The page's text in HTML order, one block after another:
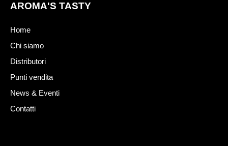
AROMA'S TASTY
Home
Chi siamo
Distributori
Punti vendita
News & Eventi
Contatti